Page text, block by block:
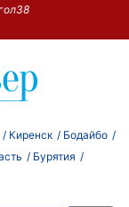
Киренск
Бодайбо
Бурятия